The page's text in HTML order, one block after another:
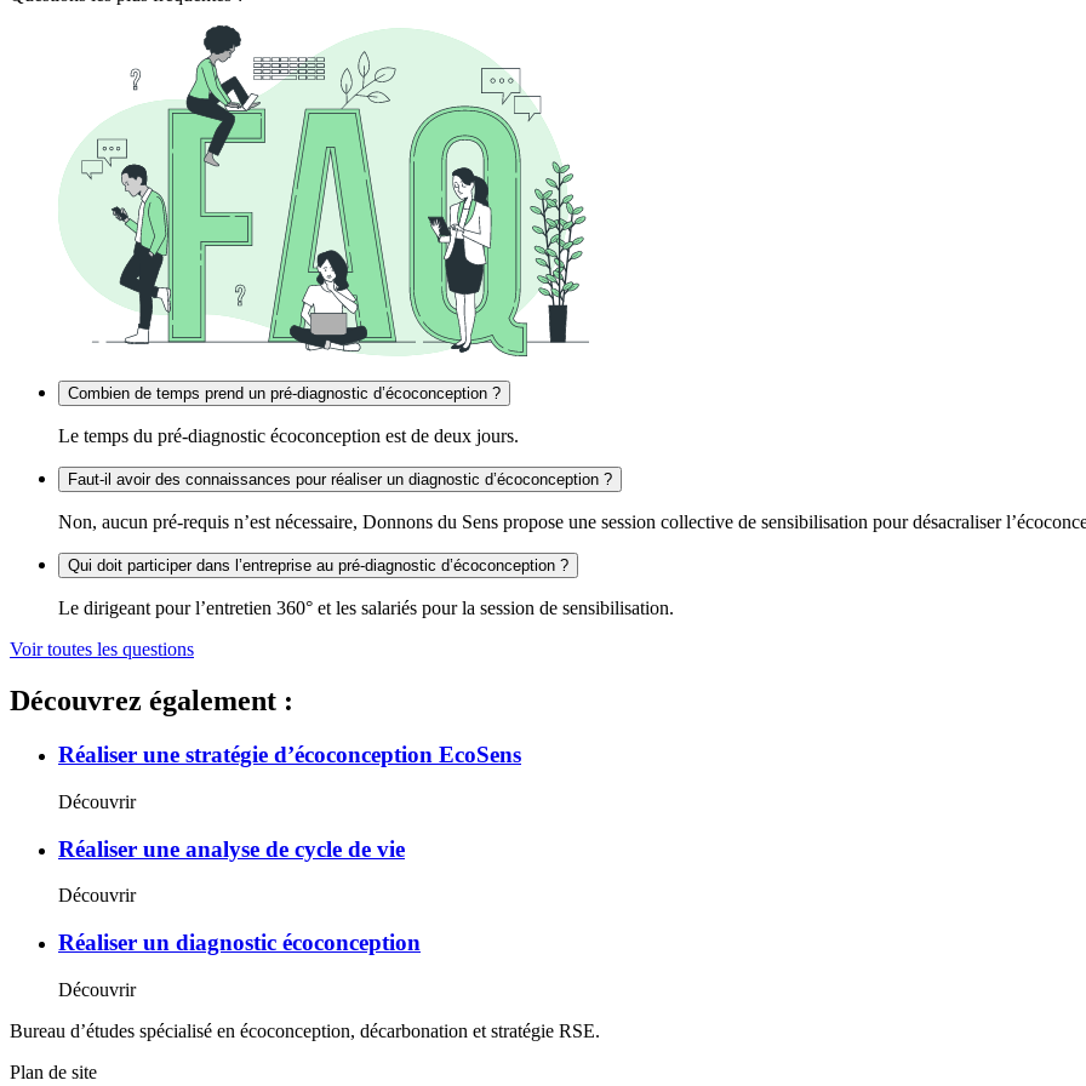
Combien de temps prend un pré-diagnostic d’écoconception ?
Le temps du pré-diagnostic écoconception est de deux jours.
Faut-il avoir des connaissances pour réaliser un diagnostic d’écoconception ?
Non, aucun pré-requis n’est nécessaire, Donnons du Sens propose une session collective de sensibilisation pour désacraliser
Qui doit participer dans l’entreprise au pré-diagnostic d’écoconception ?
Le dirigeant pour l’entretien 360° et les salariés pour la session de sensibilisation.
Voir toutes les questions
Découvrez également :
Réaliser une stratégie d’écoconception EcoSens
Découvrir
Réaliser une analyse de cycle de vie
Découvrir
Réaliser un diagnostic écoconception
Découvrir
Bureau d’études spécialisé en écoconception, décarbonation et stratégie RSE.
Plan de site